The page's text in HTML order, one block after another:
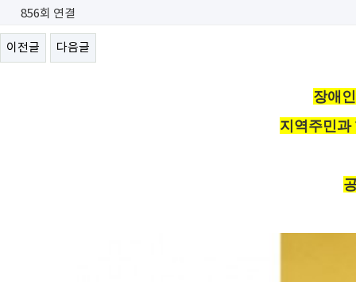
856회 연결
이전글 다음글
장애
지역주민과